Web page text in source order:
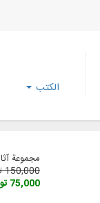
الكتب
مجموعة
150,000 تومان
75,000 تومان